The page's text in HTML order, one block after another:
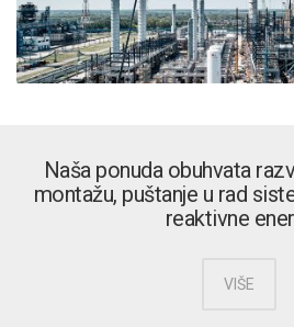
Naša ponuda obuhvata
montažu, puštanje u rad
reaktivne
VIŠE